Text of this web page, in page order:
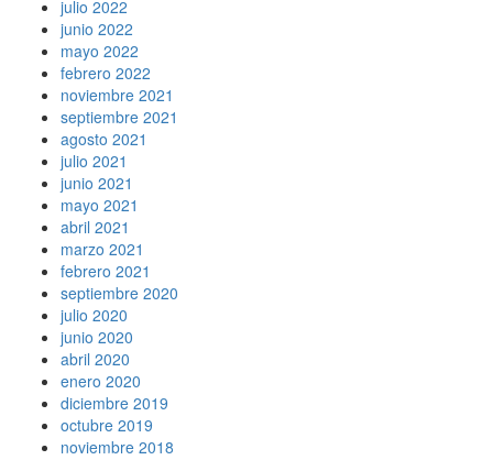
julio 2022
junio 2022
mayo 2022
febrero 2022
noviembre 2021
septiembre 2021
agosto 2021
julio 2021
junio 2021
mayo 2021
abril 2021
marzo 2021
febrero 2021
septiembre 2020
julio 2020
junio 2020
abril 2020
enero 2020
diciembre 2019
octubre 2019
noviembre 2018